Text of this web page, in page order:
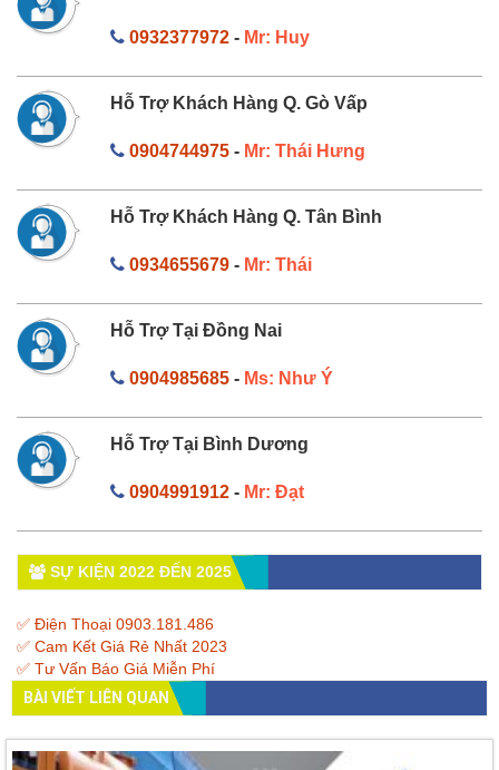
0932377972- Mr: Huy
Hỗ Trợ Khách Hàng Q. Gò Vấp
0904744975- Mr: Thái Hưng
Hỗ Trợ Khách Hàng Q. Tân Bình
0934655679- Mr: Thái
Hỗ Trợ Tại Đồng Nai
0904985685- Ms: Như Ý
Hỗ Trợ Tại Bình Dương
0904991912- Mr: Đạt
SỰ KIỆN 2022 ĐẾN 2025
✅ Điện Thoại 0903.181.486
✅ Cam Kết Giá Rẻ Nhất 2023
✅ Tư Vấn Báo Giá Miễn Phí
BÀI VIẾT LIÊN QUAN